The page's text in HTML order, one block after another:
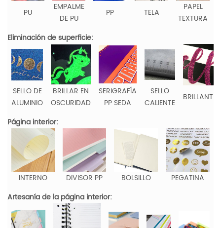
PU
EMPALME
DE PU
PP TELA
PAPEL
TEXTURA
Eliminación de superficie:
SELLO DE
ALUMINIO
BRILLAR EN
OSCURIDAD
SERIGRAFÍA
PP SEDA
SELLO
CALIENTE
Página interior:
INTERNO DIVISOR PP BOLSILLO
PEGATINA
Artesanía de la página interior: